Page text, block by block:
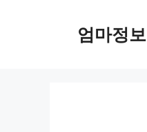
엄마정보